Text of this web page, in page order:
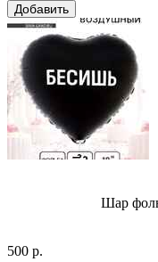
Шар
500 р.